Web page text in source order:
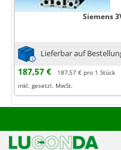
Siemens
Lieferbar auf
187,57 €
187,57 € pro 1 Stück
inkl. gesetzl. MwSt.